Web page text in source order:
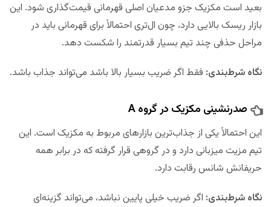
بعید است مکزیک جزو مدعیان اصلی قهرمانی قیمت‌گذاری شود. این
بازار ریسک بالایی دارد، چون ال‌تری احتمالاً برای قهرمانی باید در
مراحل حذفی چند تیم بسیار قدرتمند را شکست دهد.
نگاه شرط‌بندی: فقط اگر ضریب بسیار بالا باشد می‌تواند جذاب باشد.
صدرنشینی مکزیک در گروه A
این احتمالاً یکی از جذاب‌ترین بازارهای مربوط به مکزیک است. این
تیم مزیت میزبانی دارد و در گروهی قرار گرفته که در برابر همه
حریفانش شانس رقابت دارد.
نگاه شرط‌بندی: اگر ضریب خیلی پایین نباشد، می‌تواند گزینه‌ای